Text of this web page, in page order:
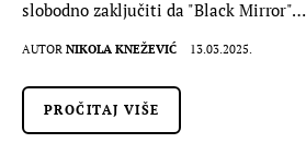
slobodno zaključiti da "Black Mirror"…
AUTOR NIKOLA KNEŽEVIĆ 13.03.2025.
PROČITAJ VIŠE